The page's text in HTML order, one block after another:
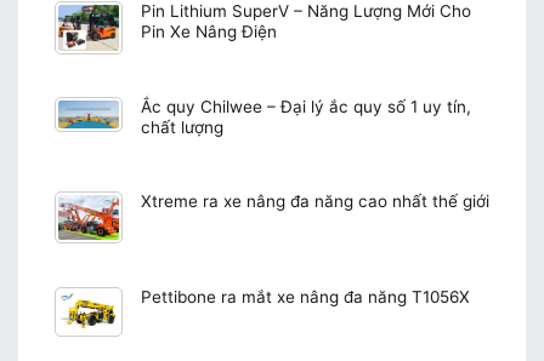
Pin Lithium SuperV – Năng Lượng Mới Cho
Pin Xe Nâng Điện
Ắc quy Chilwee – Đại lý ắc quy số 1 uy tín,
chất lượng
Xtreme ra xe nâng đa năng cao nhất thế giới
Pettibone ra mắt xe nâng đa năng T1056X